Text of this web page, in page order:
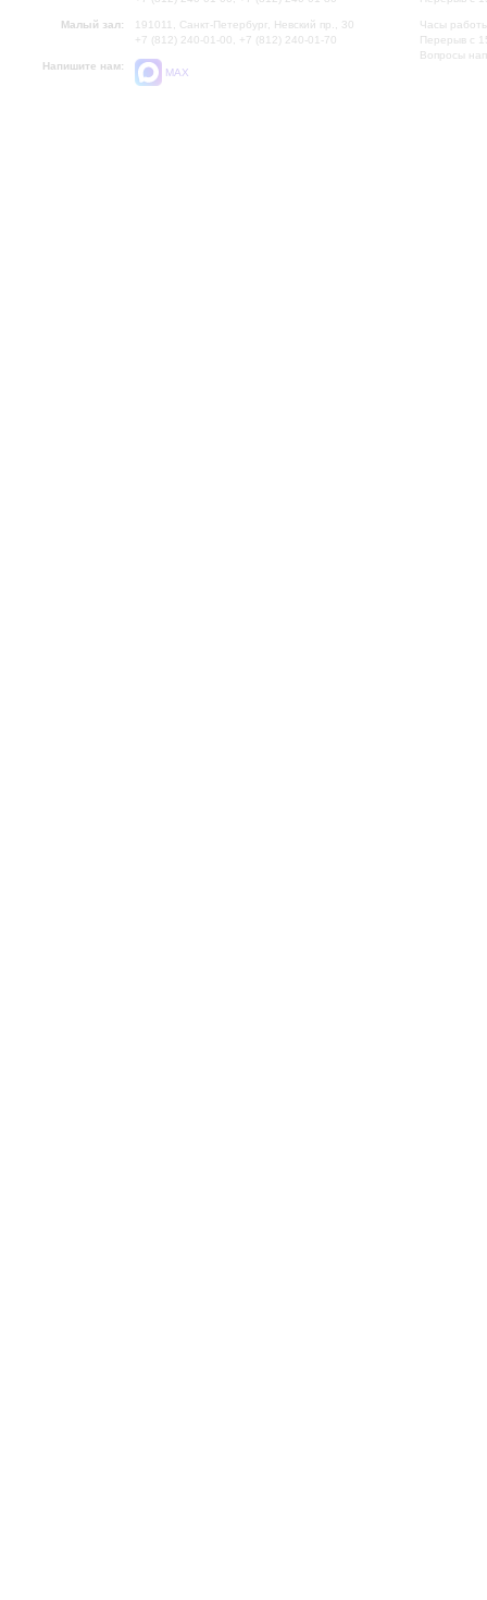
Малый зал:
191011, Санкт-Петербург, Невский пр., 30
+7 (812) 240-01-00, +7 (812) 240-01-70
Напишите нам:
MAX
Часы
Перерыв с
Вопросы